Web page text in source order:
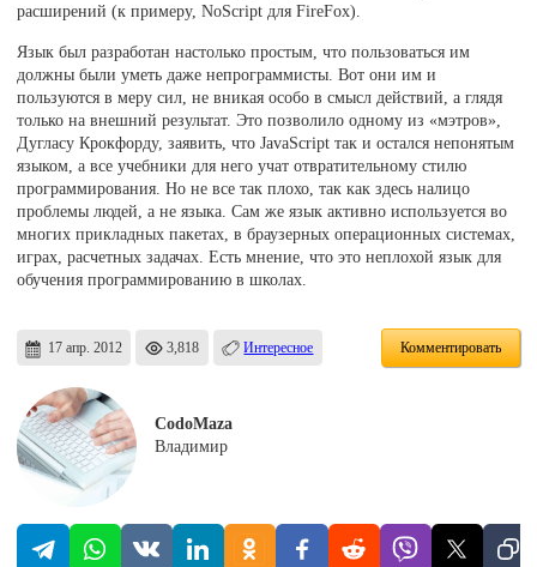
расширений (к примеру, NoScript для FireFox).
Язык был разработан настолько простым, что пользоваться им
должны были уметь даже непрограммисты. Вот они им и
пользуются в меру сил, не вникая особо в смысл действий, а глядя
только на внешний результат. Это позволило одному из «мэтров»,
Дугласу Крокфорду, заявить, что JavaScript так и остался непонятым
языком, а все учебники для него учат отвратительному стилю
программирования. Но не все так плохо, так как здесь налицо
проблемы людей, а не языка. Сам же язык активно используется во
многих прикладных пакетах, в браузерных операционных системах,
играх, расчетных задачах. Есть мнение, что это неплохой язык для
обучения программированию в школах.
17 апр. 2012 3,818 Интересное Комментировать
CodoMaza
Владимир